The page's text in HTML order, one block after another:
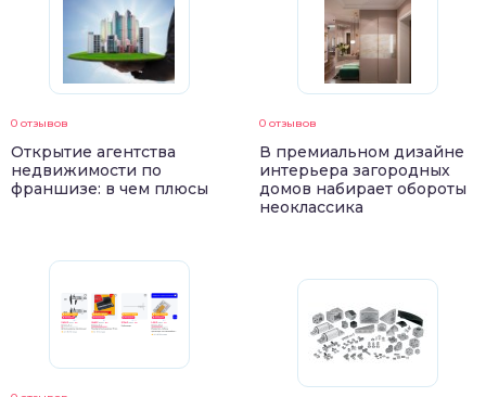
0 отзывов
Открытие агентства
недвижимости по
франшизе: в чем плюсы
0 отзывов
В премиальном дизайне
интерьера загородных
домов набирает обороты
неоклассика